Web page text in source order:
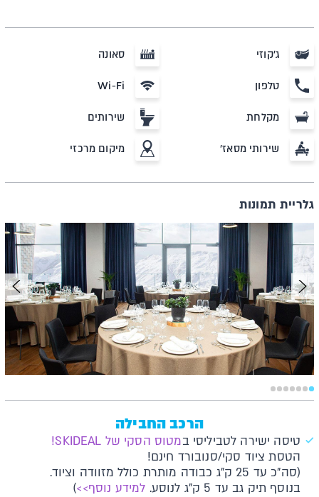
ג'קוזי סאונה
טלפון Wi-Fi
מקלחת שירותים
שירותי מסאז' מיקום מרכזי
גלריית תמונות
הרכב החבילה
טיסה ישירה לטביליסי במטוס הסקי של SKIDEAL!
הטסת ציוד סקי/סנובורד חינם!
(סה"כ עד 25 ק"ג כבודה מותרת כולל מזוודה וציוד.
בנוסף תיק גב עד 5 ק"ג לנוסע.
למידע נוסף>>)